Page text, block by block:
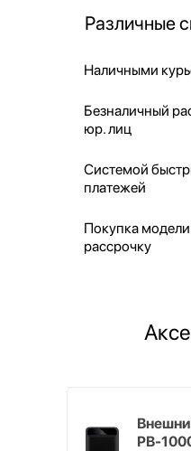
Различные
Наличными
Безналичный
юр. лиц
Системой
платежей
Покупка модели
рассрочку
PB-